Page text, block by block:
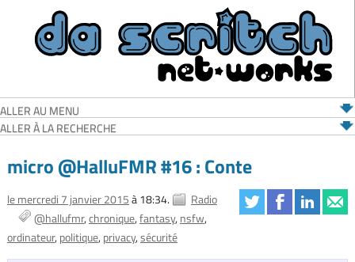
ALLER AU MENU
ALLER À LA RECHERCHE
micro @HalluFMR #16 : Conte
le mercredi 7 janvier 2015à 18:34.
Radio
@hallufmr chronique fantasy nsfw
ordinateur politique privacy sécurité